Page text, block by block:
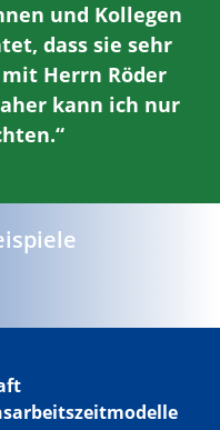
und Kollegen
dass sie sehr
Herrn Röder
kann ich nur